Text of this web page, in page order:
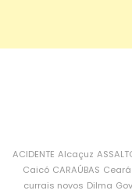
ACIDENTE Alcaçuz
Caicó CARAÚBAS Ceará
currais novos Dilma